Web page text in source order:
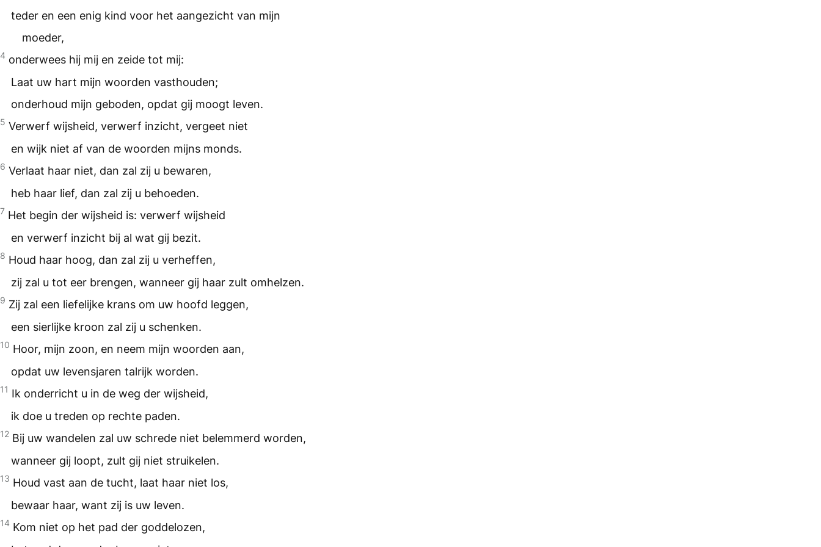
teder en een enig kind voor het aangezicht van mijn
moeder,
4 onderwees hij mij en zeide tot mij:
Laat uw hart mijn woorden vasthouden;
onderhoud mijn geboden, opdat gij moogt leven.
5 Verwerf wijsheid, verwerf inzicht, vergeet niet
en wijk niet af van de woorden mijns monds.
6 Verlaat haar niet, dan zal zij u bewaren,
heb haar lief, dan zal zij u behoeden.
7 Het begin der wijsheid is: verwerf wijsheid
en verwerf inzicht bij al wat gij bezit.
8 Houd haar hoog, dan zal zij u verheffen,
zij zal u tot eer brengen, wanneer gij haar zult omhelzen.
9 Zij zal een liefelijke krans om uw hoofd leggen,
een sierlijke kroon zal zij u schenken.
10 Hoor, mijn zoon, en neem mijn woorden aan,
opdat uw levensjaren talrijk worden.
11 Ik onderricht u in de weg der wijsheid,
ik doe u treden op rechte paden.
12 Bij uw wandelen zal uw schrede niet belemmerd worden,
wanneer gij loopt, zult gij niet struikelen.
13 Houd vast aan de tucht, laat haar niet los,
bewaar haar, want zij is uw leven.
14 Kom niet op het pad der goddelozen,